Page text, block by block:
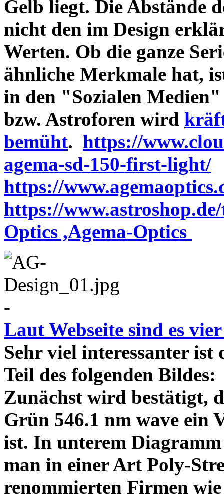
Gelb liegt. Die Abstände
nicht den im Design
Werten. Ob die ganze
ähnliche Merkmale hat,
in den "Sozialen Medien"
bzw. Astroforen wird
bemüht. https://
agema-sd-150-first-light/
https://
https://
Optics ,Agema-Optics
-
Laut Webseite sind es
Sehr viel interessanter
Teil des folgenden
Zunächst wird bestätigt,
Grün 546.1 nm wave ein
ist. In unterem
man in einer Art Poly-
renommierten Firmen